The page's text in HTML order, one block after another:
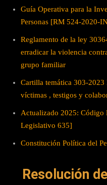
Guía Operativa para la
Personas [RM 524-2020-
Reglamento de la ley
erradicar la violencia
grupo familiar
Cartilla temática 303-2023
víctimas , testigos y
Actualizado 2025: Código
Legislativo 635]
Constitución Política del
Resolución